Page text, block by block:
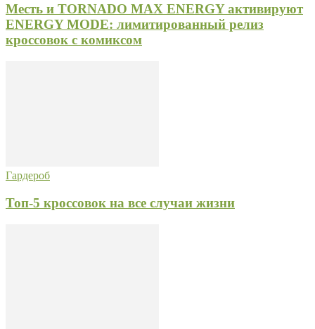
Месть и TORNADO MAX ENERGY активируют
ENERGY MODE: лимитированный релиз
кроссовок с комиксом
Гардероб
Топ-5 кроссовок на все случаи жизни